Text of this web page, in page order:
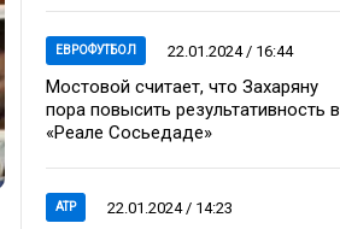
ЕВРОФУТБОЛ 22.01.2024 / 16:44
Мостовой считает, что Захаряну
пора повысить результативность в
«Реале Сосьедаде»
ATP 22.01.2024 / 14:23